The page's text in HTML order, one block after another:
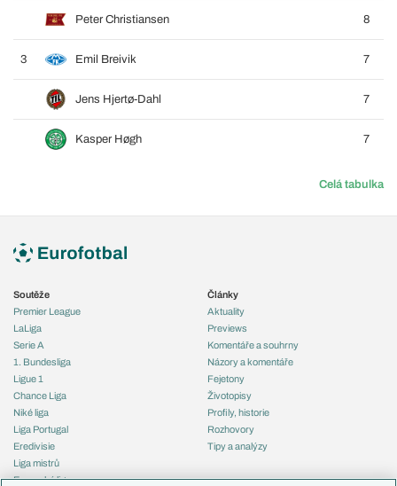
Peter Christiansen 8
3 Emil Breivik 7
Jens Hjertø-Dahl 7
Kasper Høgh 7
Celá tabulka
Soutěže
Premier League
LaLiga
Serie A
1. Bundesliga
Ligue 1
Chance Liga
Niké liga
Liga Portugal
Eredivisie
Liga mistrů
Evropská liga
Články
Aktuality
Previews
Komentáře a souhrny
Názory a komentáře
Fejetony
Životopisy
Profily, historie
Rozhovory
Tipy a analýzy